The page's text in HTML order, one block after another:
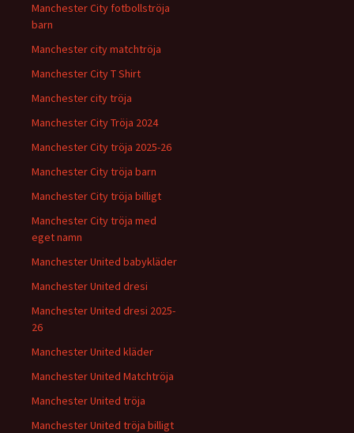
Manchester City fotbollströja
barn
Manchester city matchtröja
Manchester City T Shirt
Manchester city tröja
Manchester City Tröja 2024
Manchester City tröja 2025-26
Manchester City tröja barn
Manchester City tröja billigt
Manchester City tröja med
eget namn
Manchester United babykläder
Manchester United dresi
Manchester United dresi 2025-
26
Manchester United kläder
Manchester United Matchtröja
Manchester United tröja
Manchester United tröja billigt